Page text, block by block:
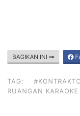
BAGIKAN INI
TAG:
RUANGAN KARAOKE